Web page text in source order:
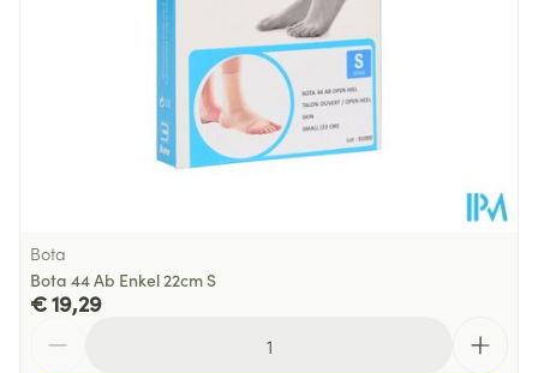
Bota
Bota 44 Ab Enkel 22cm S
€ 19,29